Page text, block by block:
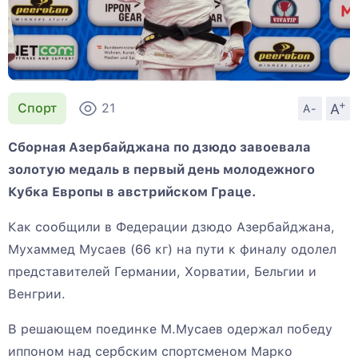
Спорт 21 A- A
+
Сборная Азербайджана по дзюдо завоевала
золотую медаль в первый день молодежного
Кубка Европы в австрийском Граце.
Как сообщили в Федерации дзюдо Азербайджана,
Мухаммед Мусаев (66 кг) на пути к финалу одолел
представителей Германии, Хорватии, Бельгии и
Венгрии.
В решающем поединке М.Мусаев одержал победу
иппоном над сербским спортсменом Марко